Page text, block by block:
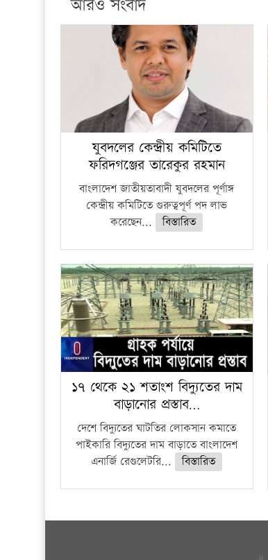
আরও সংবাদ
যুবদলের কেন্দ্রীয় কমিটিতে
ফরিদগঞ্জের তারেকুর রহমান
বাংলাদেশ জাতীয়তাবাদী যুবদলের পূর্ণাঙ্গ
কেন্দ্রীয় কমিটিতে গুরুত্বপূর্ণ পদ লাভ
করেছেন...
বিস্তারিত
১৭ থেকে ২১ শতাংশ বিদ্যুতের দাম
বাড়ানোর প্রস্তাব…
দেশে বিদ্যুতের ঘাটতির লোকসান কমাতে
পাইকারি বিদ্যুতের দাম বাড়াতে বাংলাদেশ
এনার্জি রেগুলেটরি...
বিস্তারিত